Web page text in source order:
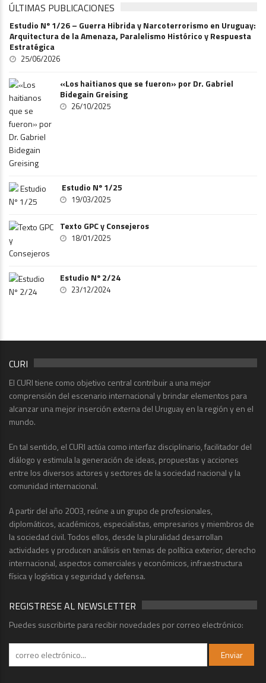
ÚLTIMAS PUBLICACIONES
Estudio Nº 1/26 – Guerra Hibrida y Narcoterrorismo en Uruguay:
Arquitectura de la Amenaza, Paralelismo Histórico y Respuesta
Estratégica
25/06/2026
«Los haitianos que se fueron» por Dr. Gabriel
Bidegain Greising
26/10/2025
Estudio Nº 1/25
19/03/2025
Texto GPC y Consejeros
18/01/2025
Estudio Nº 2/24
23/12/2024
CURI
El CURI tiene como objetivo central contribuir a una mejor
comprensión del escenario internacional y brindar elementos para
alcanzar una mejor inserción externa del Uruguay en la región y en el
mundo.
En tal sentido, el CURI actúa como interfaz disciplinario, facilitador del
diálogo y estimula la generación de ideas, propuestas y acciones
entre los diversos actores y sectores de la sociedad nacional y la
comunidad internacional.
A partir del año 2003, reúne a un grupo de profesionales,
diplomáticos, académicos, especialistas, empresarios y miembros de
la sociedad civil. Todos ellos, desde la pluralidad desarrollan
actividades y producen análisis en temas de política exterior, derecho
internacional, aspectos comerciales y económicos, infraestructura
física y logística y seguridad y defensa.
REGISTRESE AL NEWSLETTER
Puedes suscribirte para recibir novedades por correo electrónico: